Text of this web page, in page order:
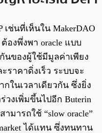
เช่นที่เห็นใน MakerDAO
องพึ่งพา oracle แบบ
นของผู้ใช้มีมูลค่าเพียง
าคาดิ่งเร็ว ระบบจะ
ในเวลาเดียวกัน ซึ่งยิ่ง
งเพิ่มขึ้นไปอีก Buterin
มารถใช้ “slow oracle”
ได้แทน ซึ่งทนทาน